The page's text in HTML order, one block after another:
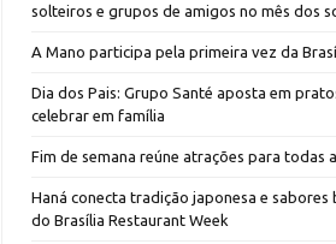
solteiros e grupos de amigos no mês dos
A Mano participa pela primeira vez da
Dia dos Pais: Grupo Santé aposta em
celebrar em família
Fim de semana reúne atrações para todas
Haná conecta tradição japonesa e sabores
do Brasília Restaurant Week